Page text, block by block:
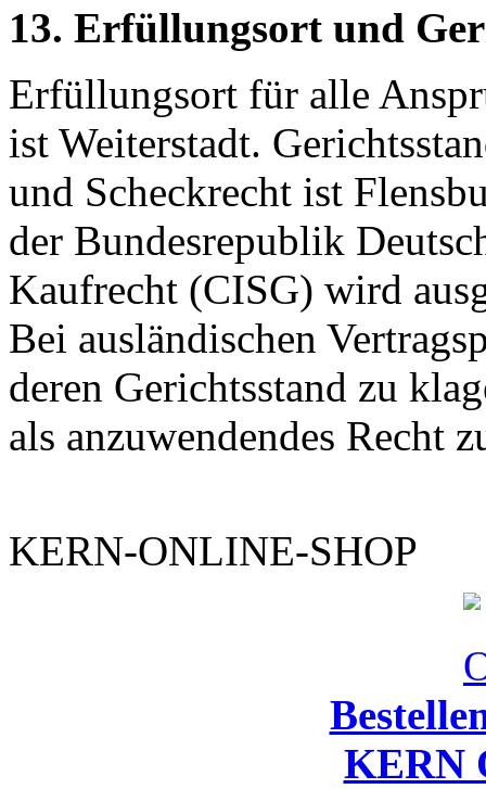
13. Erfüllungsort und
Erfüllungsort für alle
ist Weiterstadt.
und Scheckrecht ist
der Bundesrepublik
Kaufrecht (CISG) wird
Bei ausländischen
deren Gerichtsstand zu
als anzuwendendes Recht
KERN-ONLINE-SHOP
KERN